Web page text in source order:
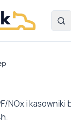
NOx i kasowniki